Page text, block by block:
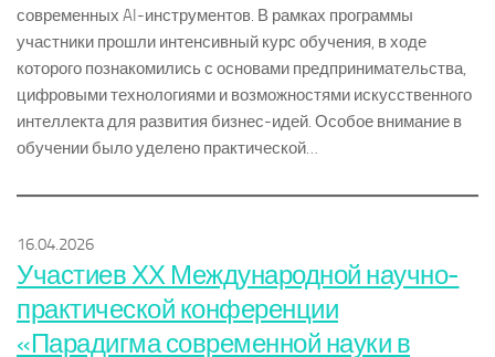
современных AI-инструментов. В рамках программы
участники прошли интенсивный курс обучения, в ходе
которого познакомились с основами предпринимательства,
цифровыми технологиями и возможностями искусственного
интеллекта для развития бизнес-идей. Особое внимание в
обучении было уделено практической…
16.04.2026
Участиев ХХ Международной научно-
практической конференции
«Парадигма современной науки в